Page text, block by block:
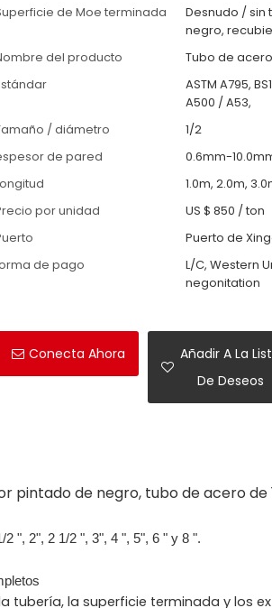
de Moe terminada
Desnudo / sin
negro,
del producto
Tubo de
ASTM A795,
A500 / A53,
/ diámetro
1/2
de pared
0.6mm-
1.0m, 2.0m,
por unidad
US $ 850 /ton
Puerto de
de pago
L/C, Western
negonitation
Conecta Ahora
Añadir A La
De Deseos
pintado de negro, tubo de acero de
", 2", 2 1/2 ", 3", 4 ", 5", 6 " y 8 ".
tubería, la superficie terminada y los